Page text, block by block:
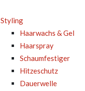
Styling
Haarwachs & Gel
Haarspray
Schaumfestiger
Hitzeschutz
Dauerwelle